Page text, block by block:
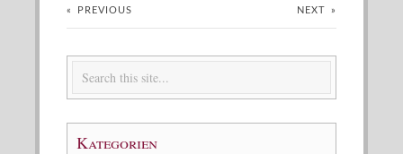
« PREVIOUS NEXT »
Kategorien